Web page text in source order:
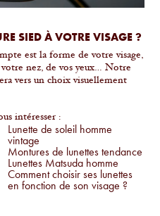
SIED À VOTRE VISAGE ?
est la forme de votre visage,
nez, de vos yeux… Notre
vers un choix visuellement
intéresser :
Lunette de soleil homme
vintage
Montures de lunettes tendance
Lunettes Matsuda homme
Comment choisir ses lunettes
en fonction de son visage ?